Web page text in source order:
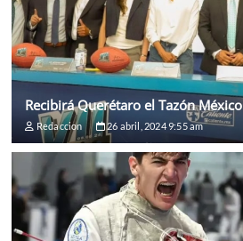
Recibirá Querétaro el Tazón México
Redaccion 26 abril, 2024 9:55 am